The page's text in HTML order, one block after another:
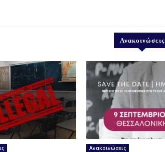
Ανακοινώσεις
Ανακοινώσεις